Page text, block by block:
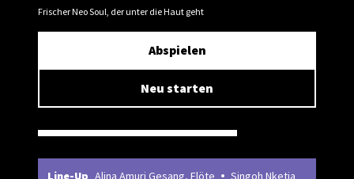
Frischer Neo Soul, der unter die Haut geht
Abspielen
Neu starten
Line-Up Alina Amuri Gesang, Flöte
Singoh Nketia